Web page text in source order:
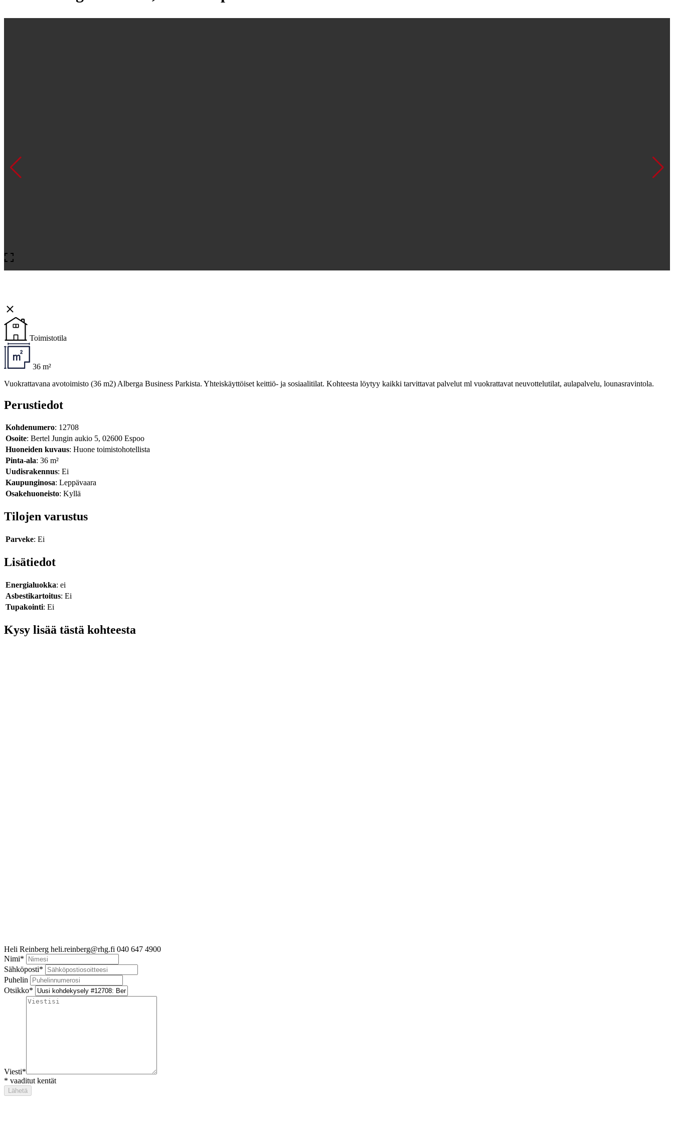
Toimistotila
36 m²
Vuokrattavana avotoimisto (36 m2) Alberga Business Parkista. Yhteiskäyttöiset keittiö- ja sosiaalitilat. Kohteesta löytyy kaikki tarvittavat palvelut ml vuokrattavat neuvottelutilat, aulapalvelu, lounasravintola.
Perustiedot
Kohdenumero: 12708
Osoite: Bertel Jungin aukio 5, 02600 Espoo
Huoneiden kuvaus: Huone toimistohotellista
Pinta-ala: 36 m²
Uudisrakennus: Ei
Kaupunginosa: Leppävaara
Osakehuoneisto: Kyllä
Tilojen varustus
Parveke: Ei
Lisätiedot
Energialuokka: ei
Asbestikartoitus: Ei
Tupakointi: Ei
Kysy lisää tästä kohteesta
Heli Reinberg heli.reinberg@rhg.fi 040 647 4900
Nimi*
Sähköposti*
Puhelin
Otsikko*
Viesti*
* vaaditut kentät